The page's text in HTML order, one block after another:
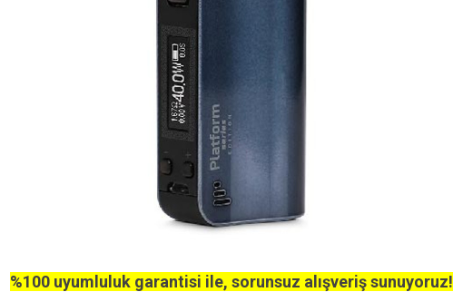
%100 uyumluluk garantisi ile, sorunsuz alışveriş sunuyoruz!